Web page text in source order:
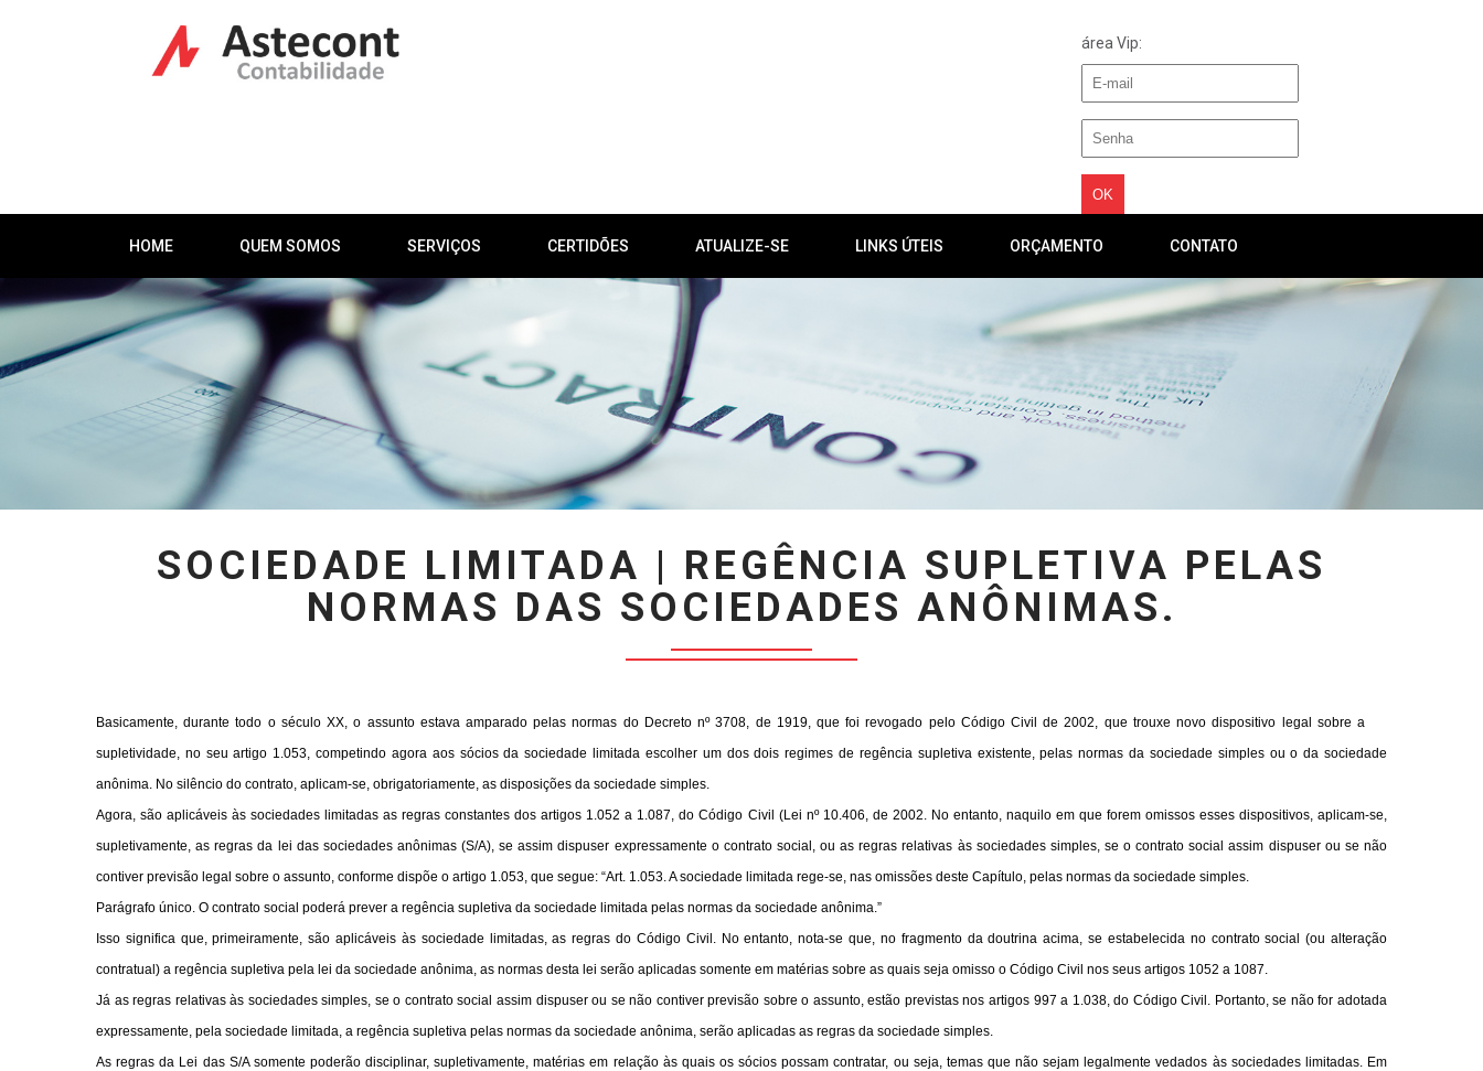
área Vip:
HOME QUEM SOMOS SERVIÇOS CERTIDÕES ATUALIZE-SE LINKS ÚTEIS ORÇAMENTO CONTATO
SOCIEDADE LIMITADA | REGÊNCIA SUPLETIVA PELAS
NORMAS DAS SOCIEDADES ANÔNIMAS.
Basicamente, durante todo o século XX, o assunto estava amparado pelas normas do Decreto nº 3708, de 1919, que foi revogado pelo Código Civil de 2002, que trouxe novo dispositivo legal sobre a
supletividade, no seu artigo 1.053, competindo agora aos sócios da sociedade limitada escolher um dos dois regimes de regência supletiva existente, pelas normas da sociedade simples ou o da sociedade
anônima. No silêncio do contrato, aplicam-se, obrigatoriamente, as disposições da sociedade simples.
Agora, são aplicáveis às sociedades limitadas as regras constantes dos artigos 1.052 a 1.087, do Código Civil (Lei nº 10.406, de 2002. No entanto, naquilo em que forem omissos esses dispositivos, aplicam-se,
supletivamente, as regras da lei das sociedades anônimas (S/A), se assim dispuser expressamente o contrato social, ou as regras relativas às sociedades simples, se o contrato social assim dispuser ou se não
contiver previsão legal sobre o assunto, conforme dispõe o artigo 1.053, que segue: “Art. 1.053. A sociedade limitada rege-se, nas omissões deste Capítulo, pelas normas da sociedade simples.
Parágrafo único. O contrato social poderá prever a regência supletiva da sociedade limitada pelas normas da sociedade anônima.”
Isso significa que, primeiramente, são aplicáveis às sociedade limitadas, as regras do Código Civil. No entanto, nota-se que, no fragmento da doutrina acima, se estabelecida no contrato social (ou alteração
contratual) a regência supletiva pela lei da sociedade anônima, as normas desta lei serão aplicadas somente em matérias sobre as quais seja omisso o Código Civil nos seus artigos 1052 a 1087.
Já as regras relativas às sociedades simples, se o contrato social assim dispuser ou se não contiver previsão sobre o assunto, estão previstas nos artigos 997 a 1.038, do Código Civil. Portanto, se não for adotada
expressamente, pela sociedade limitada, a regência supletiva pelas normas da sociedade anônima, serão aplicadas as regras da sociedade simples.
As regras da Lei das S/A somente poderão disciplinar, supletivamente, matérias em relação às quais os sócios possam contratar, ou seja, temas que não sejam legalmente vedados às sociedades limitadas. Em